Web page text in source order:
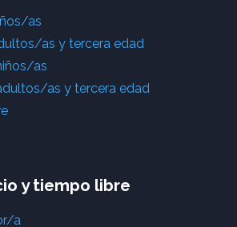
as
as y tercera edad
as
as y tercera edad
y tiempo libre
a